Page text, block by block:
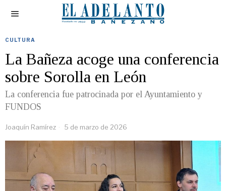
CULTURA
La Bañeza acoge una conferencia
sobre Sorolla en León
La conferencia fue patrocinada por el Ayuntamiento y
FUNDOS
Joaquín Ramírez 5 de marzo de 2026